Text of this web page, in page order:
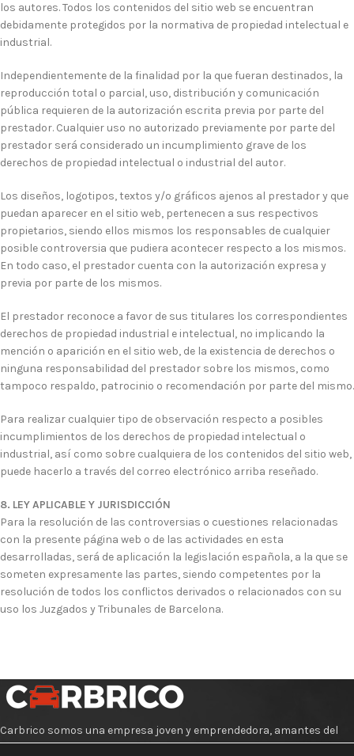
los autores. Todos los contenidos del sitio web se encuentran
debidamente protegidos por la normativa de propiedad intelectual e
industrial.
Independientemente de la finalidad por la que fueran destinados, la
reproducción total o parcial, uso, distribución y comunicación
pública requieren de la autorización escrita previa por parte del
prestador. Cualquier uso no autorizado previamente por parte del
prestador será considerado un incumplimiento grave de los
derechos de propiedad intelectual o industrial del autor.
Los diseños, logotipos, textos y/o gráficos ajenos al prestador y que
puedan aparecer en el sitio web, pertenecen a sus respectivos
propietarios, siendo ellos mismos los responsables de cualquier
posible controversia que pudiera acontecer respecto a los mismos.
En todo caso, el prestador cuenta con la autorización expresa y
previa por parte de los mismos.
El prestador reconoce a favor de sus titulares los correspondientes
derechos de propiedad industrial e intelectual, no implicando la
mención o aparición en el sitio web, de la existencia de derechos o
ninguna responsabilidad del prestador sobre los mismos, como
tampoco respaldo, patrocinio o recomendación por parte del mismo.
Para realizar cualquier tipo de observación respecto a posibles
incumplimientos de los derechos de propiedad intelectual o
industrial, así como sobre cualquiera de los contenidos del sitio web,
puede hacerlo a través del correo electrónico arriba reseñado.
8. LEY APLICABLE Y JURISDICCIÓN
Para la resolución de las controversias o cuestiones relacionadas
con la presente página web o de las actividades en esta
desarrolladas, será de aplicación la legislación española, a la que se
someten expresamente las partes, siendo competentes por la
resolución de todos los conflictos derivados o relacionados con su
uso los Juzgados y Tribunales de Barcelona.
Carbrico somos una empresa joven y emprendedora, amantes del
mundo del motor y todo lo relacionado con los coches.